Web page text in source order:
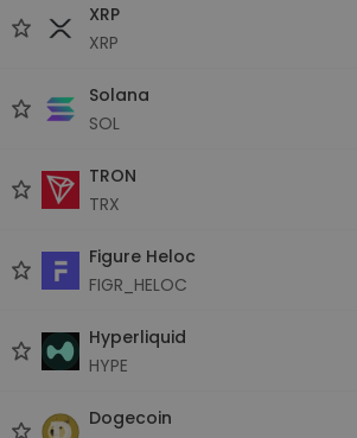
XRP
XRP
Solana
SOL
TRON
TRX
Figure Heloc
FIGR_HELOC
Hyperliquid
HYPE
Dogecoin